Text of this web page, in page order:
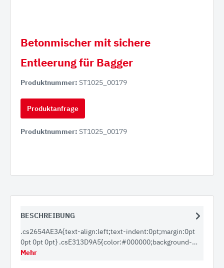
Betonmischer mit sichere
Entleerung für Bagger
Produktnummer: ST1025_00179
Produktanfrage
Produktnummer: ST1025_00179
BESCHREIBUNG
.cs2654AE3A{text-align:left;text-indent:0pt;margin:0pt
0pt 0pt 0pt} .csE313D9A5{color:#000000;background-…
Mehr